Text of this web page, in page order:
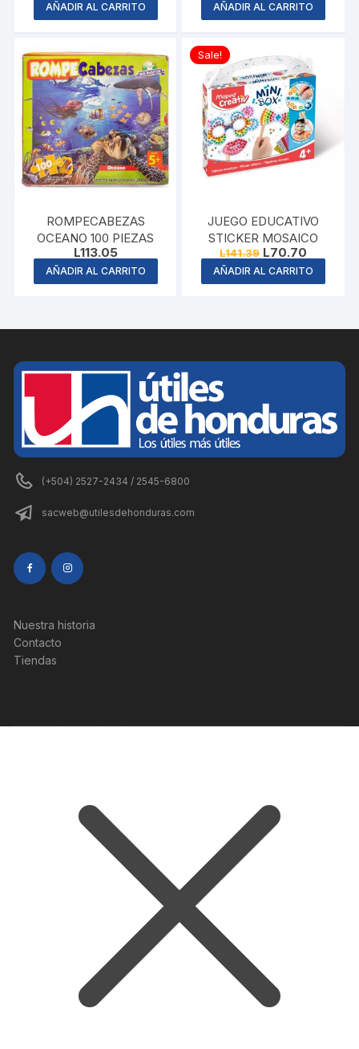
AÑADIR AL CARRITO AÑADIR AL CARRITO
ROMPECABEZAS
OCEANO 100 PIEZAS
L113.05
AÑADIR AL CARRITO
Sale!
JUEGO EDUCATIVO
STICKER MOSAICO
L141.39 Original
price
was:
L141.39.
L70.70
price
is:
L70.70.
AÑADIR AL CARRITO
(+504) 2527-2434 / 2545-6800
sacweb@utilesdehonduras.com
Nuestra historia
Contacto
Tiendas